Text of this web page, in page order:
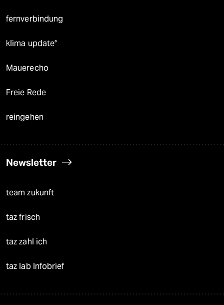
fernverbindung
klima update°
Mauerecho
Freie Rede
reingehen
Newsletter
team zukunft
taz frisch
taz zahl ich
taz lab Infobrief